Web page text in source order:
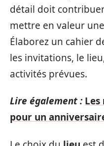
détail doit
mettre en valeur
Élaborez un cahier
les invitations, le
activités prévues.
Lire également :
pour un